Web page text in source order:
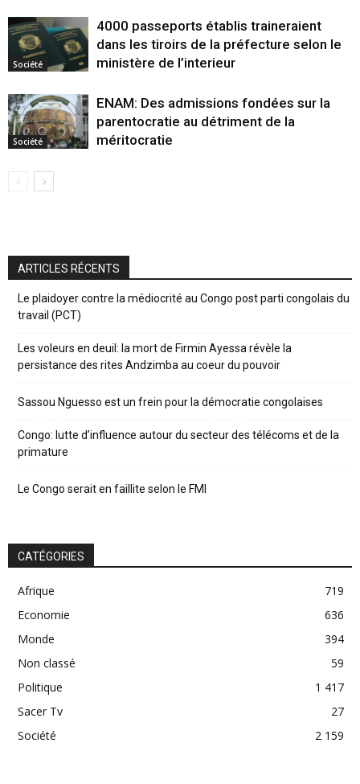
Société
4000 passeports établis traineraient
dans les tiroirs de la préfecture selon le
ministère de l’interieur
Société
ENAM: Des admissions fondées sur la
parentocratie au détriment de la
méritocratie
ARTICLES RÉCENTS
Le plaidoyer contre la médiocrité au Congo post parti congolais du
travail (PCT)
Les voleurs en deuil: la mort de Firmin Ayessa révèle la
persistance des rites Andzimba au coeur du pouvoir
Sassou Nguesso est un frein pour la démocratie congolaises
Congo: lutte d’influence autour du secteur des télécoms et de la
primature
Le Congo serait en faillite selon le FMI
CATÉGORIES
Afrique
719
Economie
636
Monde
394
Non classé
59
Politique
1 417
Sacer Tv
27
Société
2 159